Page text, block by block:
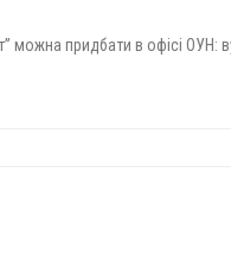
придбати в офісі ОУН: